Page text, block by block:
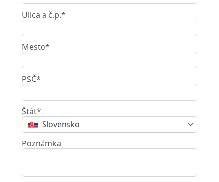
Ulica a č.p.*
Mesto*
PSČ*
Štát*
Slovensko
Poznámka